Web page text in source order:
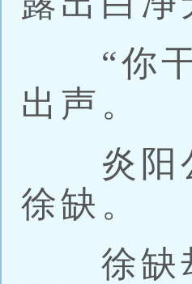
“你干
出声。
炎阳公
徐缺。
徐缺却